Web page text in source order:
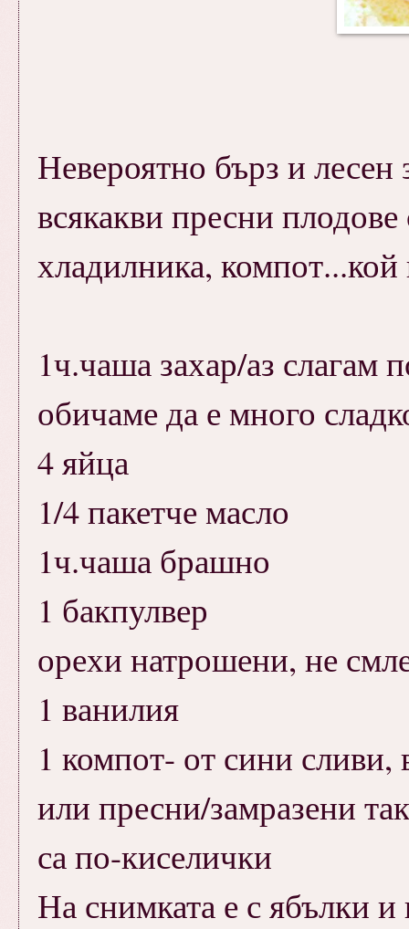
Невероятно бърз и
всякакви пресни
хладилника,
1ч.чаша захар/аз слагам
обичаме да е много
4 яйца
1/4 пакетче масло
1ч.чаша брашно
1 бакпулвер
орехи натрошени, не
1 ванилия
1 компот- от сини
или пресни/замразени
са по-киселички
На снимката е с ябълки и